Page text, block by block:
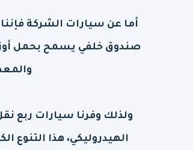
أما عن سيارات الشركة
صندوق خلفي يسمح بحمل
ولذلك وفرنا سيارات ربع
الهيدروليكي، هذا التنوع